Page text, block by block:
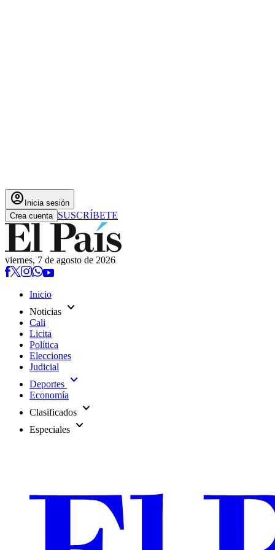
account_circle Inicia sesión
Crea cuenta SUSCRÍBETE
viernes, 7 de agosto de 2026
Inicio
Noticias expand_more
Cali
Licita
Política
Elecciones
Judicial
Deportes expand_more
Economía
Clasificados expand_more
Especiales expand_more